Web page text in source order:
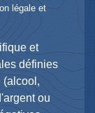
légale et
et
définies
(alcool,
ou